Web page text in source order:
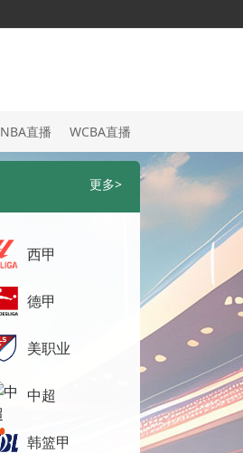
NBA直播 WCBA直播
更多>
西甲
德甲
美职业
中超
韩篮甲